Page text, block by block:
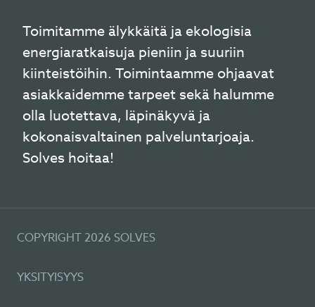
Toimitamme älykkäitä ja ekologisia
energiaratkaisuja pieniin ja suuriin
kiinteistöihin. Toimintaamme ohjaavat
asiakkaidemme tarpeet sekä halumme
olla luotettava, läpinäkyvä ja
kokonaisvaltainen palveluntarjoaja.
Solves hoitaa!
COPYRIGHT 2026 SOLVES
YKSITYISYYS